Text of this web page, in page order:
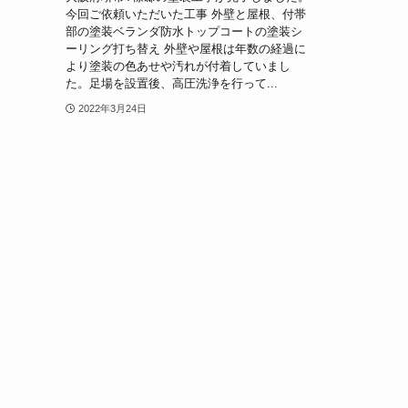
今回ご依頼いただいた工事 外壁と屋根、付帯
部の塗装ベランダ防水トップコートの塗装シ
ーリング打ち替え 外壁や屋根は年数の経過に
より塗装の色あせや汚れが付着していまし
た。足場を設置後、高圧洗浄を行って...
2022年3月24日